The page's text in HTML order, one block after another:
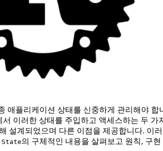
애플리케이션 상태를 신중하게 관리해야
이러한 상태를 주입하고 액세스하는 두
설계되었으며 다른 이점을 제공합니다.
State의 구체적인 내용을 살펴보고 원칙, 구